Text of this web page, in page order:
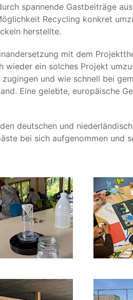
span­nen­de Gast­bei­trä­ge
Recy­cling kon­kret
herstellte.
mit dem
wie­der ein sol­ches Pro­jekt
und wie schnell bei
Eine geleb­te, euro­päi­sche
deut­schen und
bei sich auf­ge­nom­men und